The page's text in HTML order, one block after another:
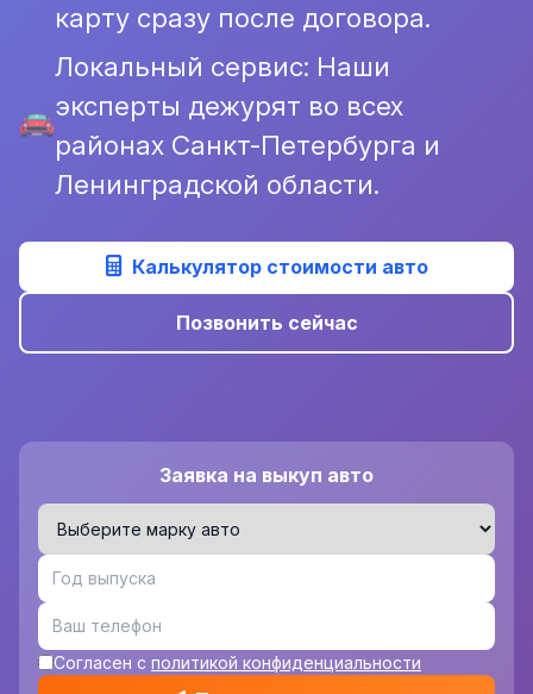
карту сразу после договора.
Локальный сервис: Наши
эксперты дежурят во всех
районах Санкт-Петербурга и
Ленинградской области.
Калькулятор стоимости авто
Позвонить сейчас
Заявка на выкуп авто
Согласен с политикой конфиденциальности